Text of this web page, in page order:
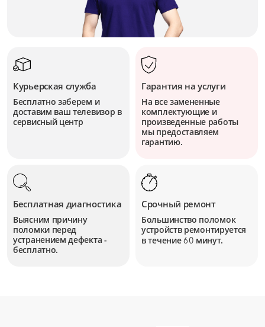
Курьерская служба
Бесплатно заберем и
доставим ваш телевизор в
сервисный центр
Гарантия на услуги
На все замененные
комплектующие и
произведенные работы
мы предоставляем
гарантию.
Бесплатная диагностика
Выясним причину
поломки перед
устранением дефекта -
бесплатно.
Срочный ремонт
Большинство поломок
устройств ремонтируется
в течение60 минут.